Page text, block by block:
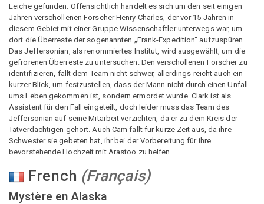
Leiche gefunden. Offensichtlich handelt es sich um den seit einigen
Jahren verschollenen Forscher Henry Charles, der vor 15 Jahren in
diesem Gebiet mit einer Gruppe Wissenschaftler unterwegs war, um
dort die Überreste der sogenannten „Frank-Expedition“ aufzuspüren.
Das Jeffersonian, als renommiertes Institut, wird ausgewählt, um die
gefrorenen Überreste zu untersuchen. Den verschollenen Forscher zu
identifizieren, fällt dem Team nicht schwer, allerdings reicht auch ein
kurzer Blick, um festzustellen, dass der Mann nicht durch einen Unfall
ums Leben gekommen ist, sondern ermordet wurde. Clark ist als
Assistent für den Fall eingeteilt, doch leider muss das Team des
Jeffersonian auf seine Mitarbeit verzichten, da er zu dem Kreis der
Tatverdächtigen gehört. Auch Cam fällt für kurze Zeit aus, da ihre
Schwester sie gebeten hat, ihr bei der Vorbereitung für ihre
bevorstehende Hochzeit mit Arastoo zu helfen.
French (Français)
Mystère en Alaska